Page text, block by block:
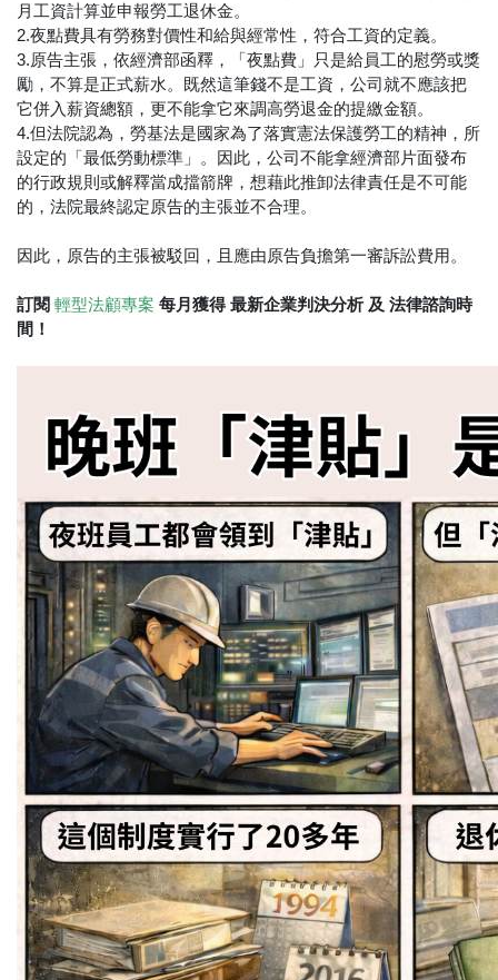
⽉⼯資計算並申報勞⼯退休⾦。
2.夜點費具有勞務對價性和給與經常性，符合⼯資的定義。
3.原告主張，依經濟部函釋，「夜點費」只是給員工的慰勞或獎
勵，不算是正式薪水。既然這筆錢不是工資，公司就不應該把
它併入薪資總額，更不能拿它來調高勞退金的提繳金額。
4.但法院認為，勞基法是國家為了落實憲法保護勞工的精神，所
設定的「最低勞動標準」。因此，公司不能拿經濟部片面發布
的行政規則或解釋當成擋箭牌，想藉此推卸法律責任是不可能
的，法院最終認定原告的主張並不合理。
因此，原告的主張被駁回，且應由原告負擔第⼀審訴訟費⽤。
訂閱 ​ 輕型法顧專案 每月獲得 最新企業判決分析 及 法律諮詢時
間！